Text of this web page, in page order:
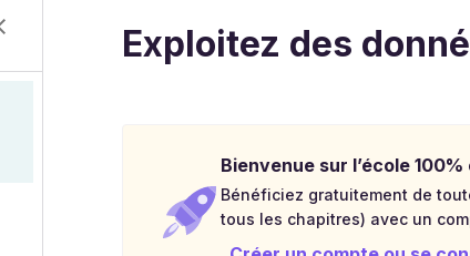
Exploitez des
Bienvenue sur l’école
Bénéficiez gratuitement de
tous les chapitres) avec un